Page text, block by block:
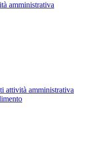
amministrativa
attività amministrativa